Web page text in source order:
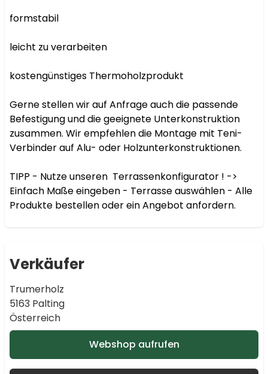
formstabil
leicht zu verarbeiten
kostengünstiges Thermoholzprodukt
Gerne stellen wir auf Anfrage auch die passende
Befestigung und die geeignete Unterkonstruktion
zusammen. Wir empfehlen die Montage mit Teni-
Verbinder auf Alu- oder Holzunterkonstruktionen.
TIPP - Nutze unseren  Terrassenkonfigurator ! ->
Einfach Maße eingeben - Terrasse auswählen - Alle
Produkte bestellen oder ein Angebot anfordern.
Verkäufer
Trumerholz
5163 Palting
Österreich
Webshop aufrufen